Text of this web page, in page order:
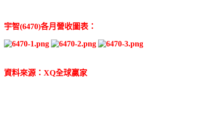
宇智(6470)各月營收圖表：
資料來源：XQ全球贏家